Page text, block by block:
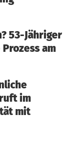
53-Jähriger
am
im
mit